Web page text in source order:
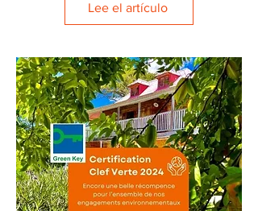
Lee el artículo